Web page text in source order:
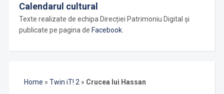
Calendarul cultural
Texte realizate de echipa Direcției Patrimoniu Digital și
publicate pe pagina de Facebook.
Home » Twin iT! 2» Crucea lui Hassan